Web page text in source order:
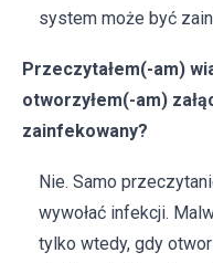
system może być
Przeczytałem(-am)
otworzyłem(-am)
zainfekowany?
Nie. Samo
wywołać infekcji.
tylko wtedy, gdy